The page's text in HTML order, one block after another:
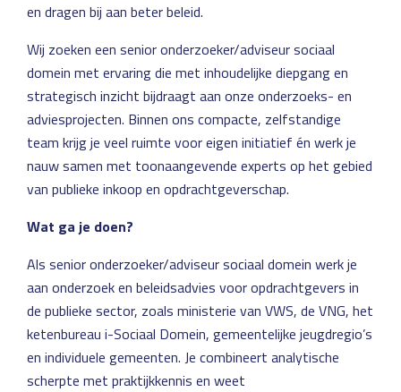
en dragen bij aan beter beleid.
Wij zoeken een senior onderzoeker/adviseur sociaal
domein met ervaring die met inhoudelijke diepgang en
strategisch inzicht bijdraagt aan onze onderzoeks- en
adviesprojecten. Binnen ons compacte, zelfstandige
team krijg je veel ruimte voor eigen initiatief én werk je
nauw samen met toonaangevende experts op het gebied
van publieke inkoop en opdrachtgeverschap.
Wat ga je doen?
Als senior onderzoeker/adviseur sociaal domein werk je
aan onderzoek en beleidsadvies voor opdrachtgevers in
de publieke sector, zoals ministerie van VWS, de VNG, het
ketenbureau i-Sociaal Domein, gemeentelijke jeugdregio’s
en individuele gemeenten. Je combineert analytische
scherpte met praktijkkennis en weet